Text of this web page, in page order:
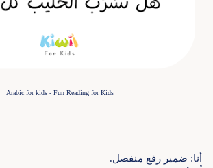
Arabic for kids - Fun Reading for Kids
أنا: ضمير رفع منفصل.